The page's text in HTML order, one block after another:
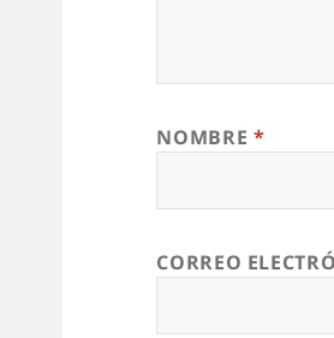
NOMBRE *
CORREO